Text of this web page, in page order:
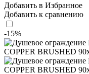
Добавить в Избранное
Добавить к сравнению
-15%